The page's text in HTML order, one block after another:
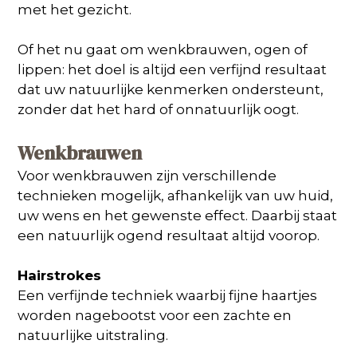
met het gezicht.
Of het nu gaat om wenkbrauwen, ogen of
lippen: het doel is altijd een verfijnd resultaat
dat uw natuurlijke kenmerken ondersteunt,
zonder dat het hard of onnatuurlijk oogt.
Wenkbrauwen
Voor wenkbrauwen zijn verschillende
technieken mogelijk, afhankelijk van uw huid,
uw wens en het gewenste effect. Daarbij staat
een natuurlijk ogend resultaat altijd voorop.
Hairstrokes
Een verfijnde techniek waarbij fijne haartjes
worden nagebootst voor een zachte en
natuurlijke uitstraling.